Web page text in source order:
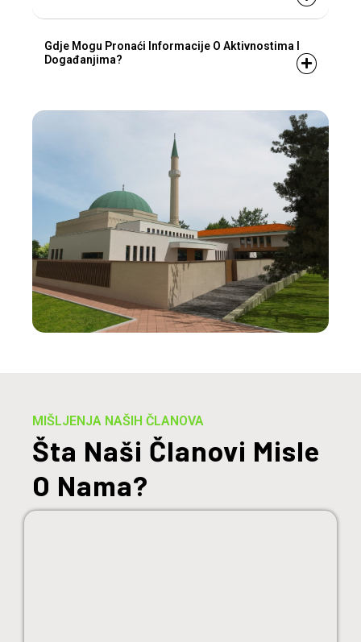
Gdje Mogu Pronaći Informacije O Aktivnostima I
Događanjima?
MIŠLJENJA NAŠIH ČLANOVA
Šta Naši Članovi Misle
O Nama?